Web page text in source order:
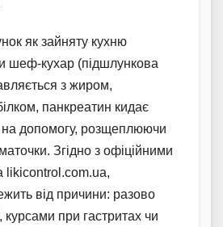
як зайняту кухню
шеф-кухар (підшлункова
з жиром,
панкреатин кидає
допомогу, розщеплюючи
Згідно з офіційними
likicontrol.com.ua,
від причини: разово
курсами при гастритах чи